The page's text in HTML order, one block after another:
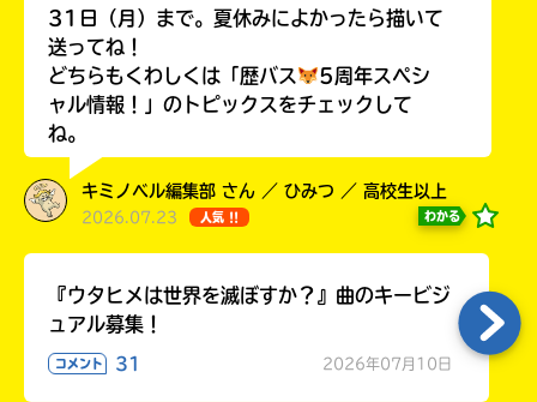
31日（月）まで。夏休みによかったら描いて
送ってね！
どちらもくわしくは「歴バス
5周年スペシ
ャル情報！」のトピックスをチェックして
ね。
キミノベル編集部 さん ／ ひみつ ／ 高校生以上
2026.07.23 人気 !! わかる
『ウタヒメは世界を滅ぼすか？』曲のキービジ
ュアル募集！
コメント 31 2026年07月10日